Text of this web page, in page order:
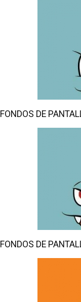
FONDOS DE
FONDOS DE